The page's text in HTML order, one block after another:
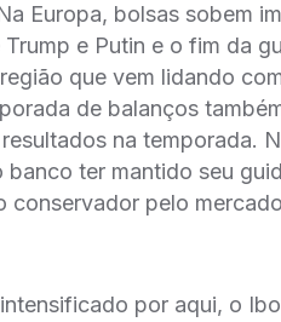
Europa, bolsas sobem
e Putin e o fim da
que vem lidando
de balanços
na temporada.
ter mantido seu
conservador pelo
por aqui, o